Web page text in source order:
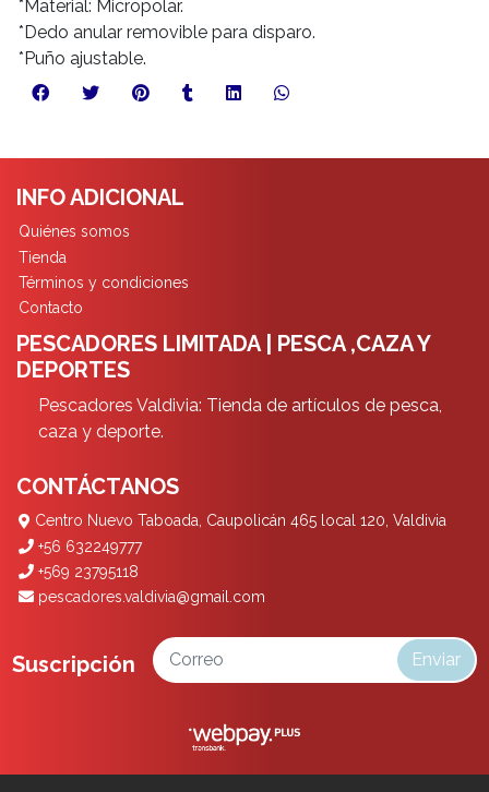
*Material: Micropolar.
*Dedo anular removible para disparo.
*Puño ajustable.
INFO ADICIONAL
Quiénes somos
Tienda
Términos y condiciones
Contacto
PESCADORES LIMITADA | PESCA ,CAZA Y
DEPORTES
Pescadores Valdivia: Tienda de artículos de pesca,
caza y deporte.
CONTÁCTANOS
Centro Nuevo Taboada, Caupolicán 465 local 120, Valdivia
+56 632249777
+569 23795118
pescadores.valdivia@gmail.com
Suscripción Enviar